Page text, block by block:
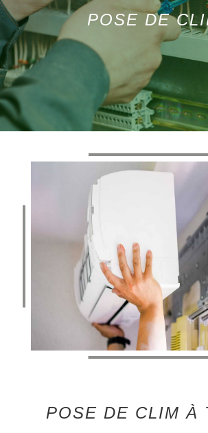
POSE DE
POSE DE CLIM À